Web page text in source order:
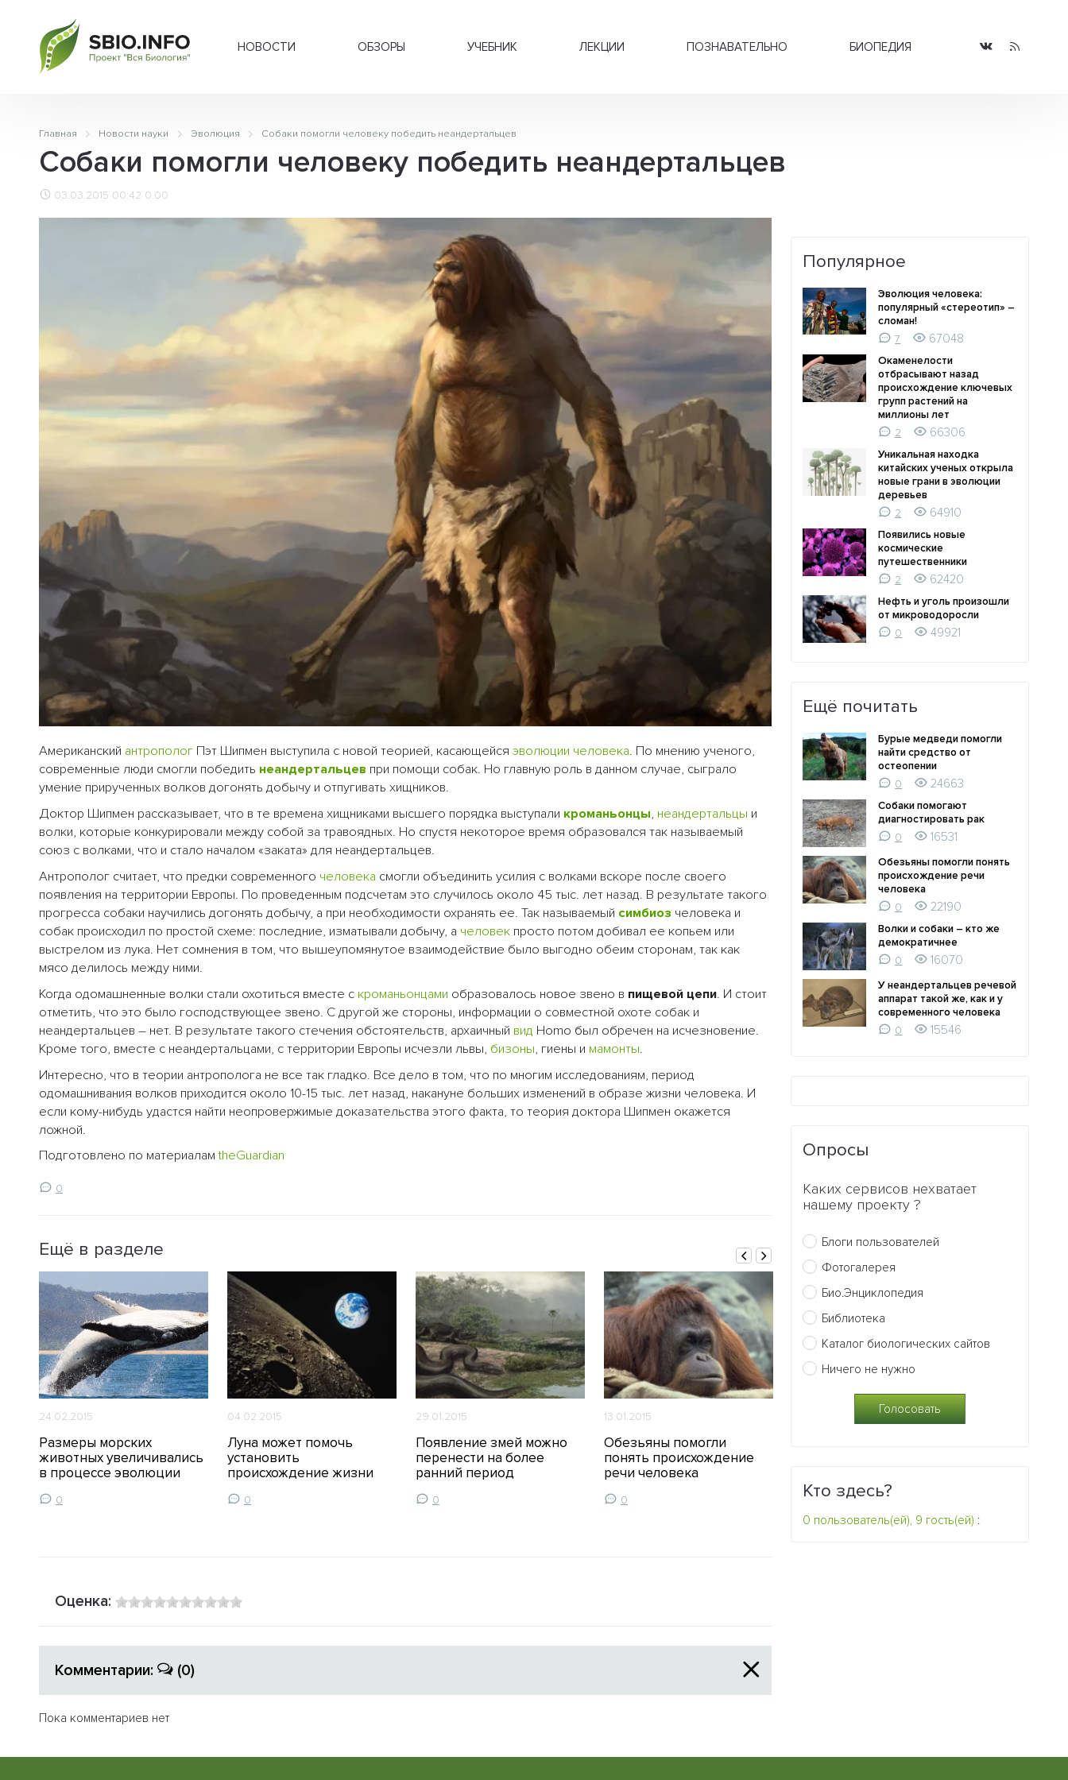
НОВОСТИ ОБЗОРЫ УЧЕБНИК ЛЕКЦИИ ПОЗНАВАТЕЛЬНО БИОПЕДИЯ
Главная Новости науки Эволюция Собаки помогли человеку победить неандертальцев
Собаки помогли человеку победить неандертальцев
03.03.2015 00:42 0.00
Американский антрополог Пэт Шипмен выступила с новой теорией, касающейся эволюции человека. По мнению ученого,
современные люди смогли победить неандертальцев при помощи собак. Но главную роль в данном случае, сыграло
умение прирученных волков догонять добычу и отпугивать хищников.
Доктор Шипмен рассказывает, что в те времена хищниками высшего порядка выступали кроманьонцы, неандертальцы и
волки, которые конкурировали между собой за травоядных. Но спустя некоторое время образовался так называемый
союз с волками, что и стало началом «заката» для неандертальцев.
Антрополог считает, что предки современного человека смогли объединить усилия с волками вскоре после своего
появления на территории Европы. По проведенным подсчетам это случилось около 45 тыс. лет назад. В результате такого
прогресса собаки научились догонять добычу, а при необходимости охранять ее. Так называемый симбиоз человека и
собак происходил по простой схеме: последние, изматывали добычу, а человек просто потом добивал ее копьем или
выстрелом из лука. Нет сомнения в том, что вышеупомянутое взаимодействие было выгодно обеим сторонам, так как
мясо делилось между ними.
Когда одомашненные волки стали охотиться вместе с кроманьонцами образовалось новое звено в пищевой цепи. И стоит
отметить, что это было господствующее звено. С другой же стороны, информации о совместной охоте собак и
неандертальцев – нет. В результате такого стечения обстоятельств, архаичный вид Homo был обречен на исчезновение.
Кроме того, вместе с неандертальцами, с территории Европы исчезли львы, бизоны, гиены и мамонты.
Интересно, что в теории антрополога не все так гладко. Все дело в том, что по многим исследованиям, период
одомашнивания волков приходится около 10-15 тыс. лет назад, накануне больших изменений в образе жизни человека. И
если кому-нибудь удастся найти неопровержимые доказательства этого факта, то теория доктора Шипмен окажется
ложной.
Подготовлено по материаламtheGuardian
0
Ещё в разделе
24.02.2015
Размеры морских
животных увеличивались
в процессе эволюции
0
04.02.2015
Луна может помочь
установить
происхождение жизни
0
29.01.2015
Появление змей можно
перенести на более
ранний период
0
13.01.2015
Обезьяны помогли
понять происхождение
речи человека
0 0
Оценка:
Комментарии: (0)
Пока комментариев нет
Популярное
Эволюция человека:
популярный «стереотип» –
сломан!
7
67048
Окаменелости
отбрасывают назад
происхождение ключевых
групп растений на
миллионы лет
2
66306
Уникальная находка
китайских ученых открыла
новые грани в эволюции
деревьев
2
64910
Появились новые
космические
путешественники
2
62420
Нефть и уголь произошли
от микроводоросли
0
49921
Ещё почитать
Бурые медведи помогли
найти средство от
остеопении
0
24663
Собаки помогают
диагностировать рак
0
16531
Обезьяны помогли понять
происхождение речи
человека
0
22190
Волки и собаки – кто же
демократичнее
0
16070
У неандертальцев речевой
аппарат такой же, как и у
современного человека
0
15546
Опросы
Каких сервисов нехватает
нашему проекту ?
Блоги пользователей
Фотогалерея
Био.Энциклопедия
Библиотека
Каталог биологических сайтов
Ничего не нужно
Кто здесь?
0 пользователь(ей), 9 гость(ей) :